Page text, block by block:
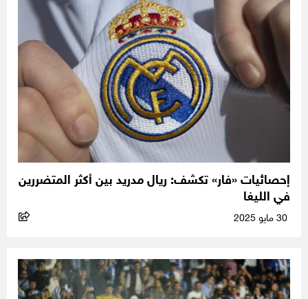
إحصائيات «فار» تكشف: ريال مدريد بين أكثر المتضررين
في الليغا